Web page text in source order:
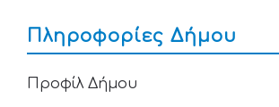
Πληροφορίες Δήμου
Προφίλ Δήμου